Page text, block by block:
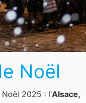
la pointe de
cathédrale et le
Noël
2025 : l’Alsace,